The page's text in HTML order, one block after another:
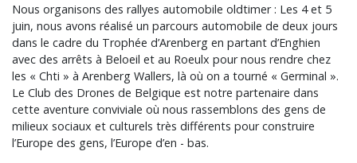
Nous organisons des rallyes automobile oldtimer : Les 4 et 5
juin, nous avons réalisé un parcours automobile de deux jours
dans le cadre du Trophée d’Arenberg en partant d’Enghien
avec des arrêts à Beloeil et au Roeulx pour nous rendre chez
les « Chti » à Arenberg Wallers, là où on a tourné « Germinal ».
Le Club des Drones de Belgique est notre partenaire dans
cette aventure conviviale où nous rassemblons des gens de
milieux sociaux et culturels très différents pour construire
l’Europe des gens, l’Europe d’en - bas.